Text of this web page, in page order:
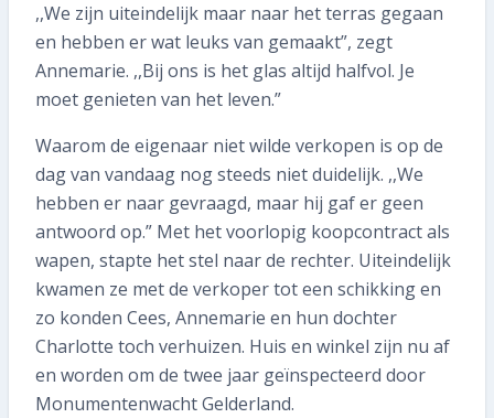
,,We zijn uiteindelijk maar naar het terras gegaan
en hebben er wat leuks van gemaakt”, zegt
Annemarie. ,,Bij ons is het glas altijd halfvol. Je
moet genieten van het leven.”
Waarom de eigenaar niet wilde verkopen is op de
dag van vandaag nog steeds niet duidelijk. ,,We
hebben er naar gevraagd, maar hij gaf er geen
antwoord op.” Met het voorlopig koopcontract als
wapen, stapte het stel naar de rechter. Uiteindelijk
kwamen ze met de verkoper tot een schikking en
zo konden Cees, Annemarie en hun dochter
Charlotte toch verhuizen. Huis en winkel zijn nu af
en worden om de twee jaar geïnspecteerd door
Monumentenwacht Gelderland.
SNEL REGELEN
Blijf op de hoogte: volg ons
Wat kost het?
Inspectie plannen